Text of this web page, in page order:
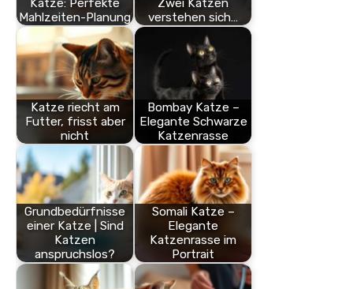
Katze: Perfekte
Mahlzeiten-Planung
Zwei Katzen
verstehen sich…
Katze riecht am
Futter, frisst aber
nicht
Bombay Katze –
Elegante Schwarze
Katzenrasse
Grundbedürfnisse
einer Katze | Sind
Katzen
anspruchslos?
Somali Katze –
Elegante
Katzenrasse im
Portrait